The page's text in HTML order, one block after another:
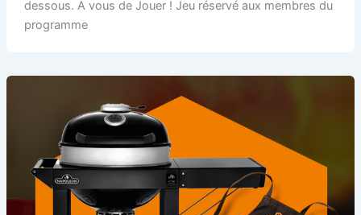
dessous. A vous de Jouer ! Jeu réservé aux membres du
programme